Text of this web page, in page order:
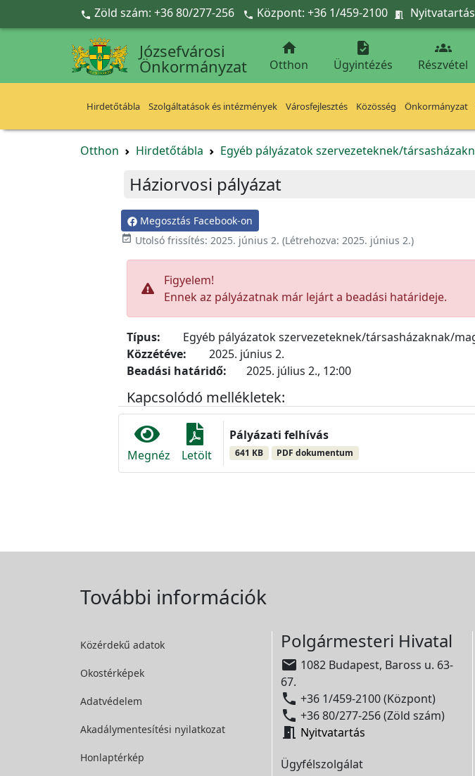
Ugrás a fő tartalomra
 Zöld szám: +36 80/277-256  Központ: +36 1/459-2100  Nyitvatartás
Józsefvárosi
Önkormányzat

Otthon

Ügyintézés

Részvétel
Hirdetőtábla Szolgáltatások és intézmények Városfejlesztés Közösség Önkormányzat
Otthon Hirdetőtábla Egyéb pályázatok szervezeteknek/
Háziorvosi pályázat
Megosztás Facebook-on
 Utolsó frissítés: 2025. június 2. (Létrehozva: 2025. június 2.)
Figyelem!
Ennek az pályázatnak már lejárt a beadási határideje.
Típus:
Egyéb pályázatok szervezeteknek/társasházaknak/
Közzétéve:
2025. június 2.
Beadási határidő:
2025. július 2., 12:00
Kapcsolódó mellékletek:
Megnéz Letölt
Pályázati felhívás
641 KB PDF dokumentum
További információk
Közérdekű adatok
Okostérképek
Adatvédelem
Akadálymentesítési nyilatkozat
Honlaptérkép
Polgármesteri Hivatal
 1082 Budapest, Baross u. 63-
67.
 +36 1/459-2100 (Központ)
 +36 80/277-256 (Zöld szám)
 Nyitvatartás
Ügyfélszolgálat